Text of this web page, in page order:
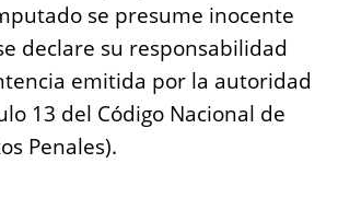
se presume inocente
declare su responsabilidad
emitida por la autoridad
13 del Código Nacional de
Penales).